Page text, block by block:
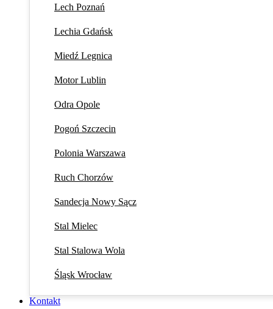
Lech Poznań
Lechia Gdańsk
Miedź Legnica
Motor Lublin
Odra Opole
Pogoń Szczecin
Polonia Warszawa
Ruch Chorzów
Sandecja Nowy Sącz
Stal Mielec
Stal Stalowa Wola
Śląsk Wrocław
Kontakt